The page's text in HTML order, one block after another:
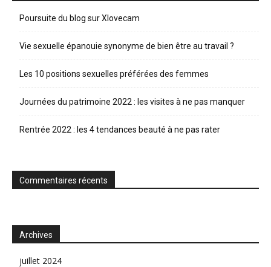
Poursuite du blog sur Xlovecam
Vie sexuelle épanouie synonyme de bien être au travail ?
Les 10 positions sexuelles préférées des femmes
Journées du patrimoine 2022 : les visites à ne pas manquer
Rentrée 2022 : les 4 tendances beauté à ne pas rater
Commentaires récents
Archives
juillet 2024